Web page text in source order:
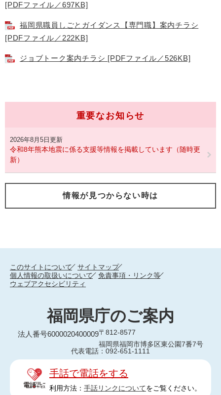
[PDFファイル／697KB]
福岡県職員しごとガイダンス【専門職】案内チラシ
[PDFファイル／222KB]
ジョブトーク案内チラシ [PDFファイル／526KB]
重要なお知らせ
2026年8月5日更新
令和8年熊本地震に係る支援等情報を掲載しています（随時更
新）
情報が見つからない時は
このサイトについて
サイトマップ
個人情報の取扱いについて
免責事項・リンク等
ウェブアクセシビリティ
福岡県庁のご案内
法人番号6000020400009〒812-8577
福岡県福岡市博多区東公園7番7号
代表電話：092-651-1111
手話で電話をする
利用方法： 手話リンクについてをご覧ください。